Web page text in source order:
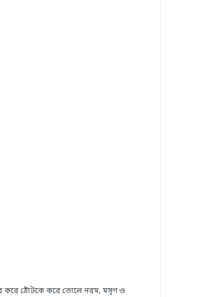
করে ঠোঁটকে করে তোলে নরম, মসৃণ ও